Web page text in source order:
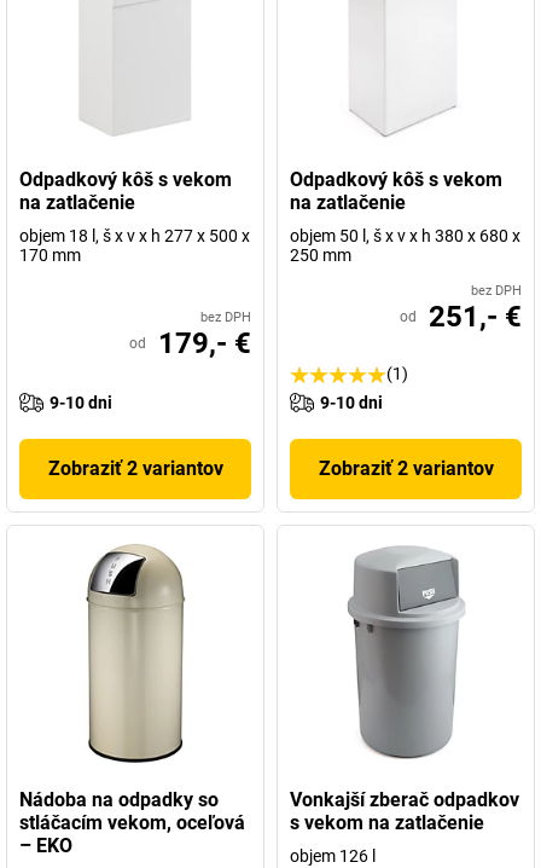
Odpadkový kôš s vekom
na zatlačenie
objem 18 l, š x v x h 277 x 500 x
170 mm
bez DPH
od 179,- €
9-10 dni
Zobraziť 2 variantov
Odpadkový kôš s vekom
na zatlačenie
objem 50 l, š x v x h 380 x 680 x
250 mm
bez DPH
od 251,- €
(1)
9-10 dni
Zobraziť 2 variantov
Nádoba na odpadky so
stláčacím vekom, oceľová
– EKO
Vonkajší zberač odpadkov
s vekom na zatlačenie
objem 126 l